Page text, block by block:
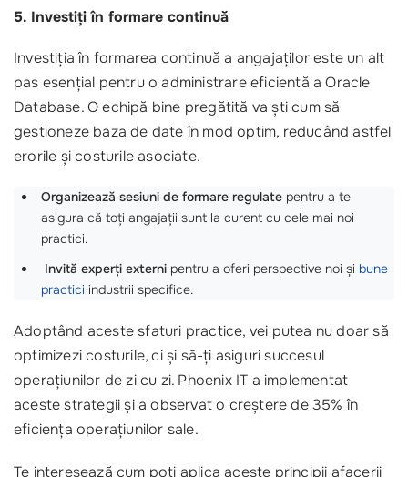
5. Investiți în formare continuă
Investiția în formarea continuă a angajaților este un alt
pas esențial pentru o administrare eficientă a Oracle
Database. O echipă bine pregătită va ști cum să
gestioneze baza de date în mod optim, reducând astfel
erorile și costurile asociate.
Organizează sesiuni de formare regulate pentru a te
asigura că toți angajații sunt la curent cu cele mai noi
practici.
Invită experți externi pentru a oferi perspective noi și bune
practici industrii specifice.
Adoptând aceste sfaturi practice, vei putea nu doar să
optimizezi costurile, ci și să-ți asiguri succesul
operațiunilor de zi cu zi. Phoenix IT a implementat
aceste strategii și a observat o creștere de 35% în
eficiența operațiunilor sale.
Te interesează cum poți aplica aceste principii afacerii